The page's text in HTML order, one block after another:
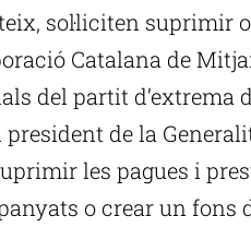
sol·liciten suprimir
Catalana de
del partit d’extrema
president de la
les pagues i
o crear un fons